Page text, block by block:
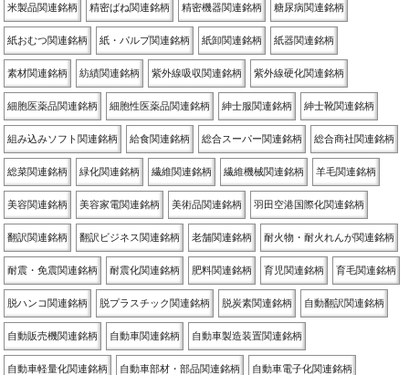
米製品関連銘柄 精密ばね関連銘柄 精密機器関連銘柄 糖尿病関連銘柄
紙おむつ関連銘柄 紙・パルプ関連銘柄 紙卸関連銘柄 紙器関連銘柄
素材関連銘柄 紡績関連銘柄 紫外線吸収関連銘柄 紫外線硬化関連銘柄
細胞医薬品関連銘柄 細胞性医薬品関連銘柄 紳士服関連銘柄 紳士靴関連銘柄
組み込みソフト関連銘柄 給食関連銘柄 総合スーパー関連銘柄 総合商社関連銘柄
総菜関連銘柄 緑化関連銘柄 繊維関連銘柄 繊維機械関連銘柄 羊毛関連銘柄
美容関連銘柄 美容家電関連銘柄 美術品関連銘柄 羽田空港国際化関連銘柄
翻訳関連銘柄 翻訳ビジネス関連銘柄 老舗関連銘柄 耐火物・耐火れんが関連銘柄
耐震・免震関連銘柄 耐震化関連銘柄 肥料関連銘柄 育児関連銘柄 育毛関連銘柄
脱ハンコ関連銘柄 脱プラスチック関連銘柄 脱炭素関連銘柄 自動翻訳関連銘柄
自動販売機関連銘柄 自動車関連銘柄 自動車製造装置関連銘柄
自動車軽量化関連銘柄 自動車部材・部品関連銘柄 自動車電子化関連銘柄